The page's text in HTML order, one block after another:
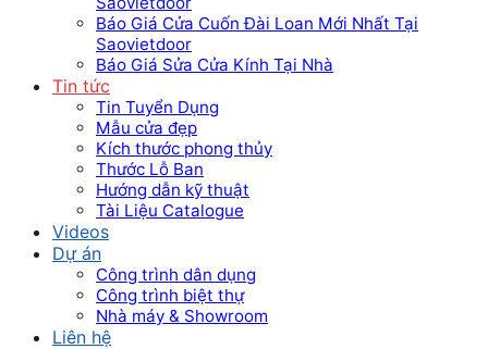
Báo Giá Cửa Cuốn Đài Loan Mới Nhất Tại
Saovietdoor
Báo Giá Sửa Cửa Kính Tại Nhà
Tin tức
Tin Tuyển Dụng
Mẫu cửa đẹp
Kích thước phong thủy
Thước Lỗ Ban
Hướng dẫn kỹ thuật
Tài Liệu Catalogue
Videos
Dự án
Công trình dân dụng
Công trình biệt thự
Nhà máy & Showroom
Liên hệ